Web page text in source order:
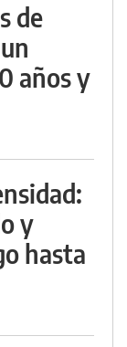
de
años y
y
hasta